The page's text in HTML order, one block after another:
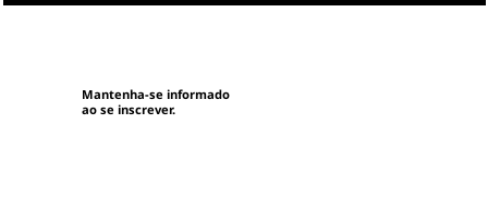
Mantenha-se informado
ao se inscrever.